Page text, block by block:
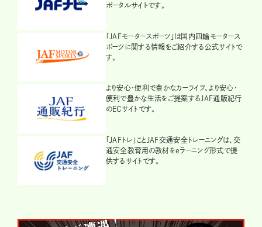
ポータルサイトです。
「JAFモータースポーツ」は国内四輪モータース
ポーツに関する情報をご紹介する公式サイトで
す。
より安心・便利で豊かなカーライフ、より安心・
便利で豊かな生活をご提案するJAF通販紀行
のECサイトです。
「JAFトレ」ことJAF交通安全トレーニングは、交
通安全教育用の教材をeラーニング形式で提
供するサイトです。